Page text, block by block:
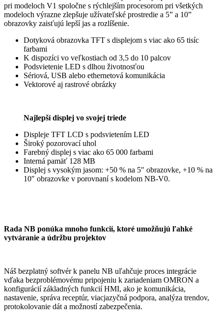
pri modeloch V1 spoločne s rýchlejším procesorom pri všetkých
modeloch výrazne zlepšuje užívateľské prostredie a 5” a 10”
obrazovky zaisťujú lepší jas a rozlíšenie.
Dotyková obrazovka TFT s displejom s viac ako 65 tisíc
farbami
K dispozíci vo veľkostiach od 3,5 do 10 palcov
Podsvietenie LED s dlhou životnosťou
Sériová, USB alebo ethernetová komunikácia
Vektorové aj rastrové obrázky
Najlepší displej vo svojej triede
Displeje TFT LCD s podsvietením LED
Široký pozorovací uhol
Farebný displej s viac ako 65 000 farbami
Interná pamäť 128 MB
Displej s vysokým jasom: +50 % na 5″ obrazovke, +10 % na
10″ obrazovke v porovnaní s kodelom NB-V0.
Rada NB ponúka mnoho funkcií, ktoré umožňujú ľahké
vytváranie a údržbu projektov
Náš bezplatný softvér k panelu NB uľahčuje proces integrácie
vďaka bezproblémovému pripojeniu k zariadeniam OMRON a
konfigurácií základných funkcií HMI, ako je komunikácia,
nastavenie, správa receptúr, viacjazyčná podpora, analýza trendov,
protokolovanie dát a možností zabezpečenia.